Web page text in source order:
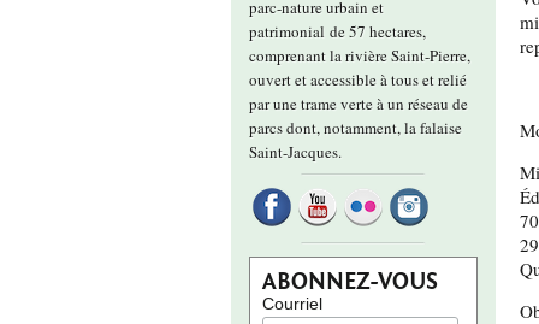
parc-nature urbain et
patrimonial de 57 hectares,
comprenant la rivière Saint-Pierre,
ouvert et accessible à tous et relié
par une trame verte à un réseau de
parcs dont, notamment, la falaise
Saint-Jacques.
ABONNEZ-VOUS
Courriel